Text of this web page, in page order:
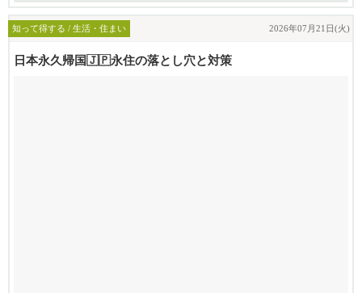
知って得する / 生活・住まい 2026年07月21日(火)
日本永久帰国🇯🇵永住の落とし穴と対策